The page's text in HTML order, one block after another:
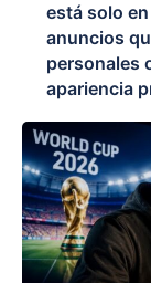
está solo
anuncios
personales
apariencia